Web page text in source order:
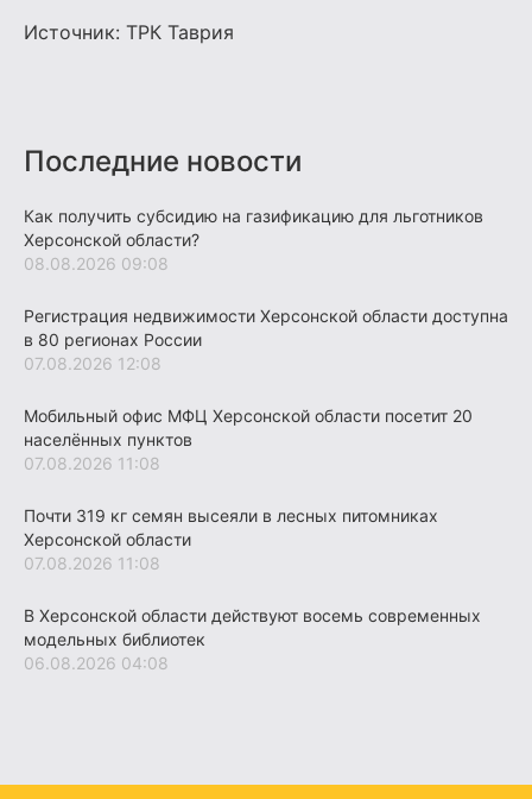
Источник: ТРК Таврия
Последние новости
Как получить субсидию на газификацию для льготников
Херсонской области?
08.08.2026 09:08
Регистрация недвижимости Херсонской области доступна
в 80 регионах России
07.08.2026 12:08
Мобильный офис МФЦ Херсонской области посетит 20
населённых пунктов
07.08.2026 11:08
Почти 319 кг семян высеяли в лесных питомниках
Херсонской области
07.08.2026 11:08
В Херсонской области действуют восемь современных
модельных библиотек
06.08.2026 04:08